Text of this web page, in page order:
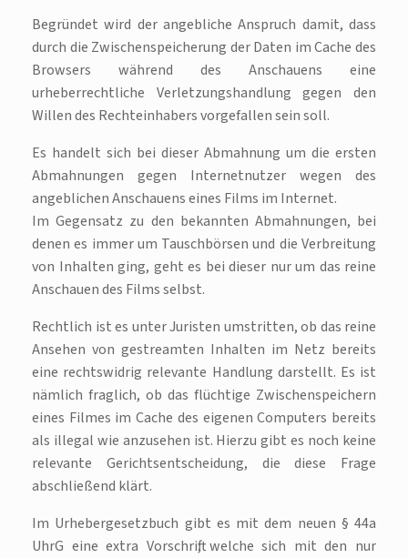
Begründet wird der angebliche Anspruch damit, dass
durch die Zwischenspeicherung der Daten im Cache des
Browsers während des Anschauens eine
urheberrechtliche Verletzungshandlung gegen den
Willen des Rechteinhabers vorgefallen sein soll.
Es handelt sich bei dieser Abmahnung um die ersten
Abmahnungen gegen Internetnutzer wegen des
angeblichen Anschauens eines Films im Internet.
Im Gegensatz zu den bekannten Abmahnungen, bei
denen es immer um Tauschbörsen und die Verbreitung
von Inhalten ging, geht es bei dieser nur um das reine
Anschauen des Films selbst.
Rechtlich ist es unter Juristen umstritten, ob das reine
Ansehen von gestreamten Inhalten im Netz bereits
eine rechtswidrig relevante Handlung darstellt. Es ist
nämlich fraglich, ob das flüchtige Zwischenspeichern
eines Filmes im Cache des eigenen Computers bereits
als illegal wie anzusehen ist. Hierzu gibt es noch keine
relevante Gerichtsentscheidung, die diese Frage
abschließend klärt.
Im Urhebergesetzbuch gibt es mit dem neuen § 44a
UhrG eine extra Vorschrift, welche sich mit den nur